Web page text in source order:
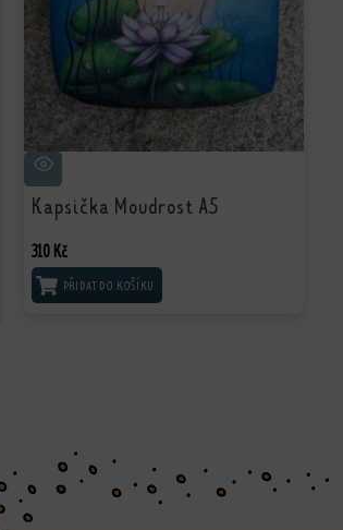
Kapsička Moudrost A5
310 Kč
PŘIDAT DO KOŠÍKU